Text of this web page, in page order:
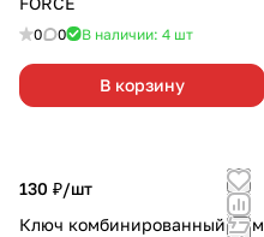
0 0 В наличии: 4 шт
В корзину
130 ₽/шт
Ключ комбинированный 9мм